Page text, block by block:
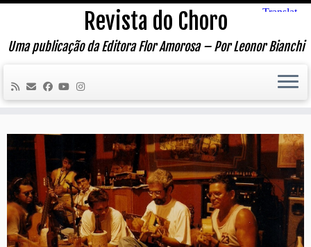
Skip
content
Revista do Choro
Uma publicação da Editora Flor Amorosa – Por Leonor Bianchi